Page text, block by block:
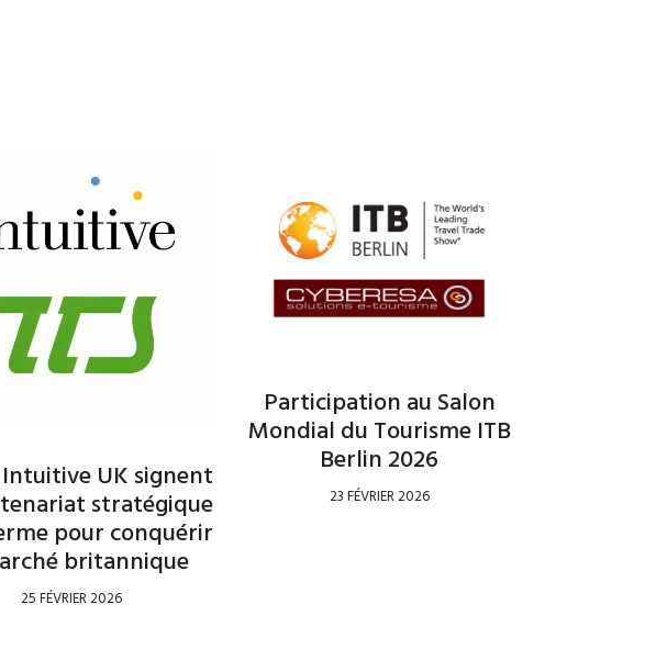
Intuitive UK signent
stratégique
pour conquérir
britannique
25 FÉVRIER 2026
Participation au Salon
Mondial du Tourisme ITB
Berlin 2026
23 FÉVRIER 2026